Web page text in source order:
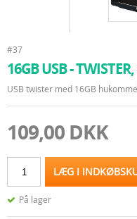
#37
16GB USB -
USB twister med 16GB
109,00 DKK
LÆG I
På lager